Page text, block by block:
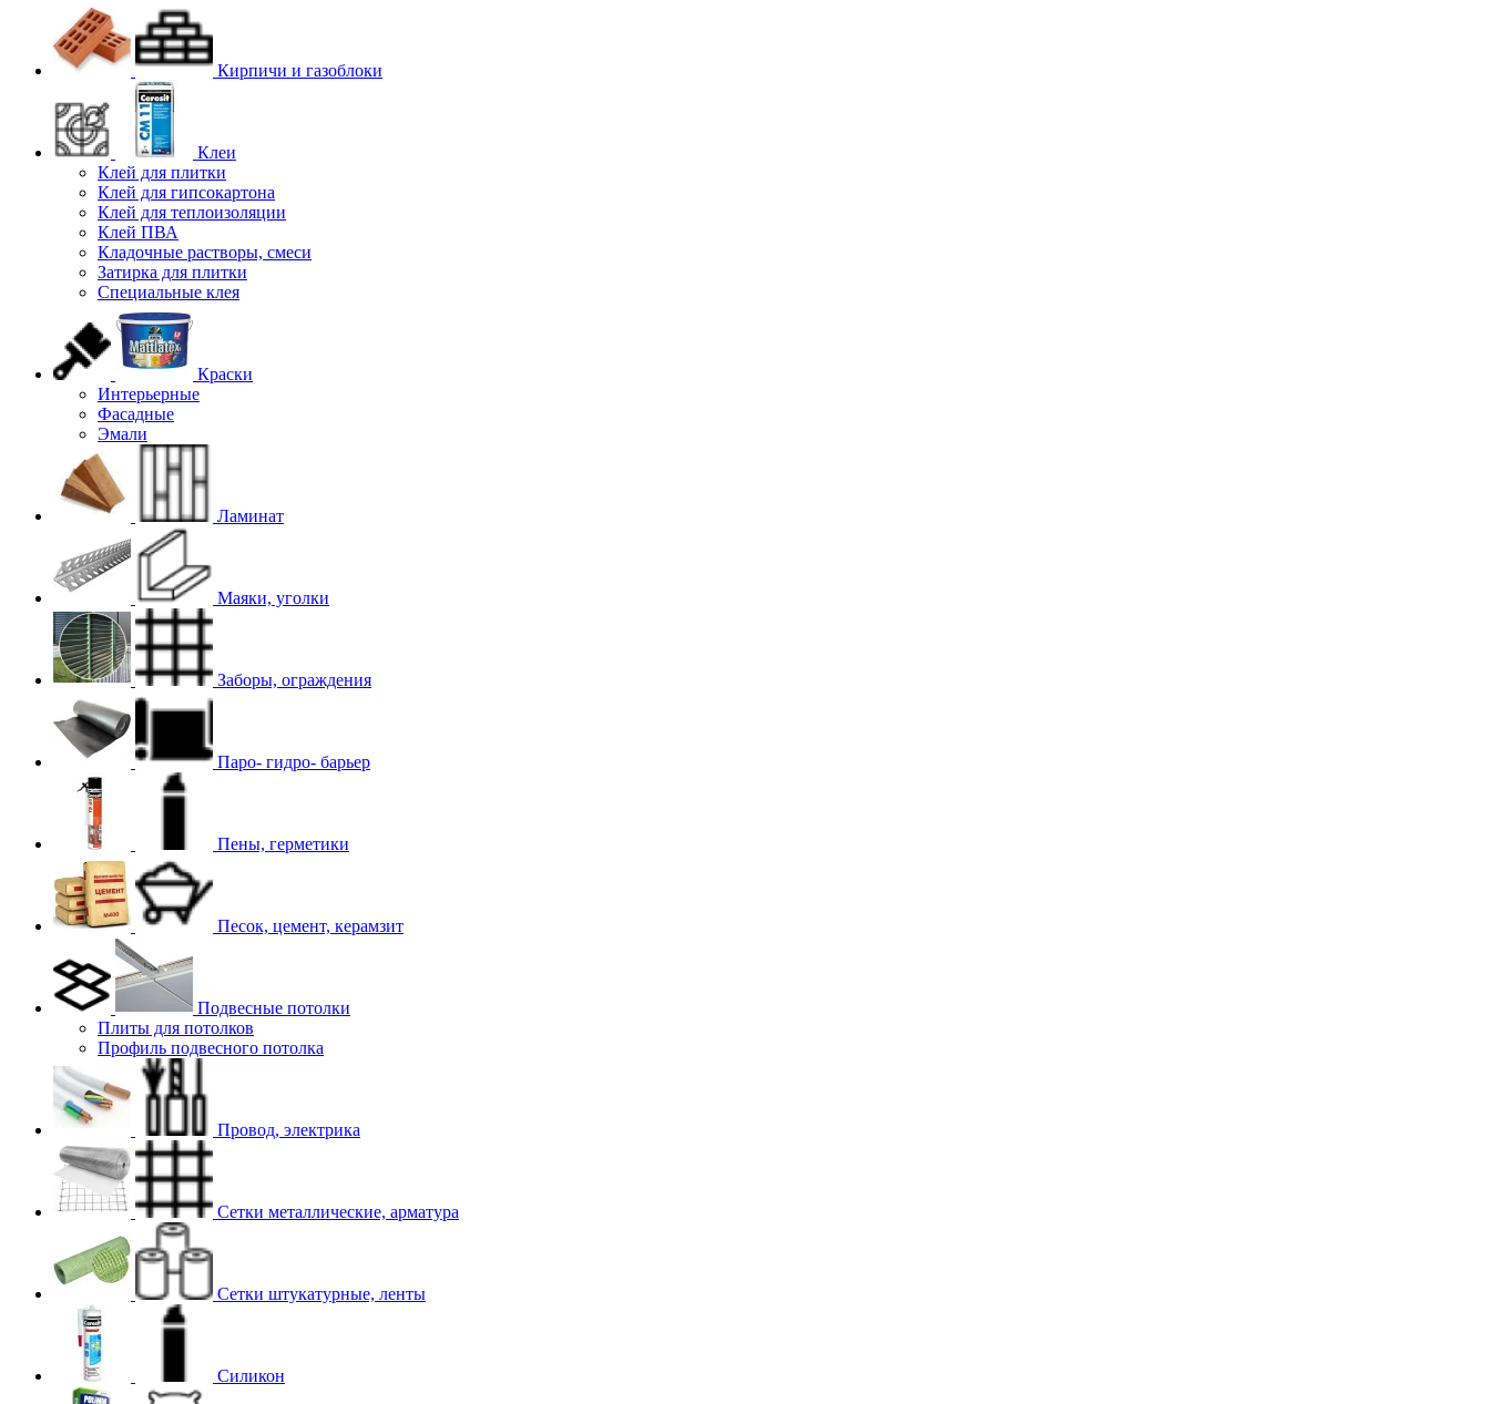
Кирпичи и газоблоки
Клеи
Клей для плитки
Клей для гипсокартона
Клей для теплоизоляции
Клей ПВА
Кладочные растворы, смеси
Затирка для плитки
Специальные клея
Краски
Интерьерные
Фасадные
Эмали
Ламинат
Маяки, уголки
Заборы, ограждения
Паро- гидро- барьер
Пены, герметики
Песок, цемент, керамзит
Подвесные потолки
Плиты для потолков
Профиль подвесного потолка
Провод, электрика
Сетки металлические, арматура
Сетки штукатурные, ленты
Силикон